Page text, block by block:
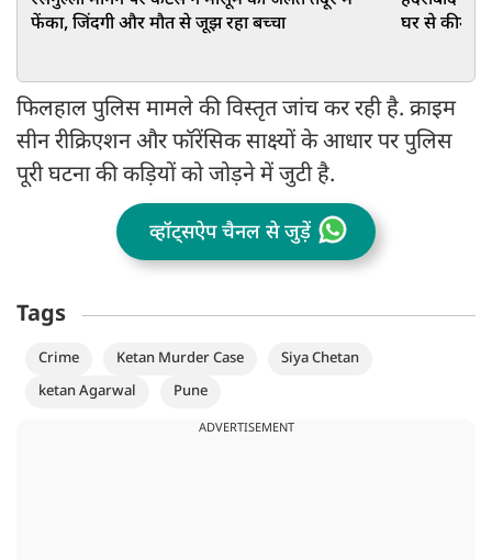
फेंका, जिंदगी और मौत से जूझ रहा बच्चा
घर से कीमती
फिलहाल पुलिस मामले की विस्तृत जांच कर रही है. क्राइम
सीन रीक्रिएशन और फॉरेंसिक साक्ष्यों के आधार पर पुलिस
पूरी घटना की कड़ियों को जोड़ने में जुटी है.
व्हॉट्सऐप चैनल से जुड़ें
Tags
Crime Ketan Murder Case
Siya Chetan
ketan Agarwal
Pune
ADVERTISEMENT